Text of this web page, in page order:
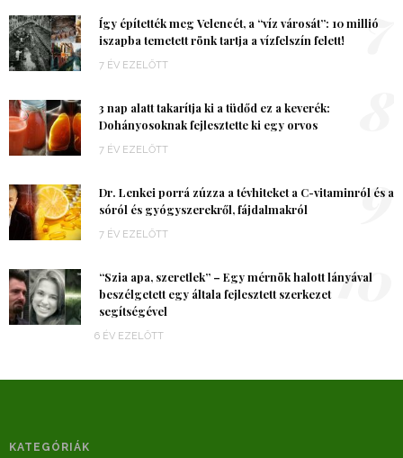
Így építették meg Velencét, a “víz városát”: 10 millió
iszapba temetett rönk tartja a vízfelszín felett!
7 ÉV EZELŐTT
7
3 nap alatt takarítja ki a tüdőd ez a keverék:
Dohányosoknak fejlesztette ki egy orvos
7 ÉV EZELŐTT
Dr. Lenkei porrá zúzza a tévhiteket a C-vitaminról és a
sóról és gyógyszerekről, fájdalmakról
7 ÉV EZELŐTT
9
“Szia apa, szeretlek” – Egy mérnök halott lányával
beszélgetett egy általa fejlesztett szerkezet
segítségével
6 ÉV EZELŐTT
10
KATEGÓRIÁK